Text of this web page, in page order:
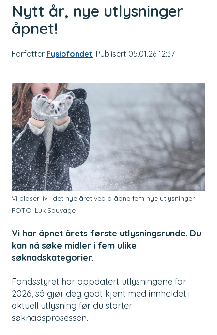
Nytt år, nye utlysninger
åpnet!
Forfatter Fysiofondet. Publisert 05.01.26 12:37
Vi blåser liv i det nye året ved å åpne fem nye utlysninger.
FOTO: Luk Sauvage
Vi har åpnet årets første utlysningsrunde. Du
kan nå søke midler i fem ulike
søknadskategorier.
Fondsstyret har oppdatert utlysningene for
2026, så gjør deg godt kjent med innholdet i
aktuell utlysning før du starter
søknadsprosessen.